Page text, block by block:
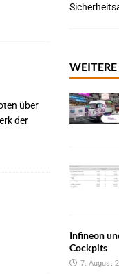
über
der
Infineon
Cockpits
7. August